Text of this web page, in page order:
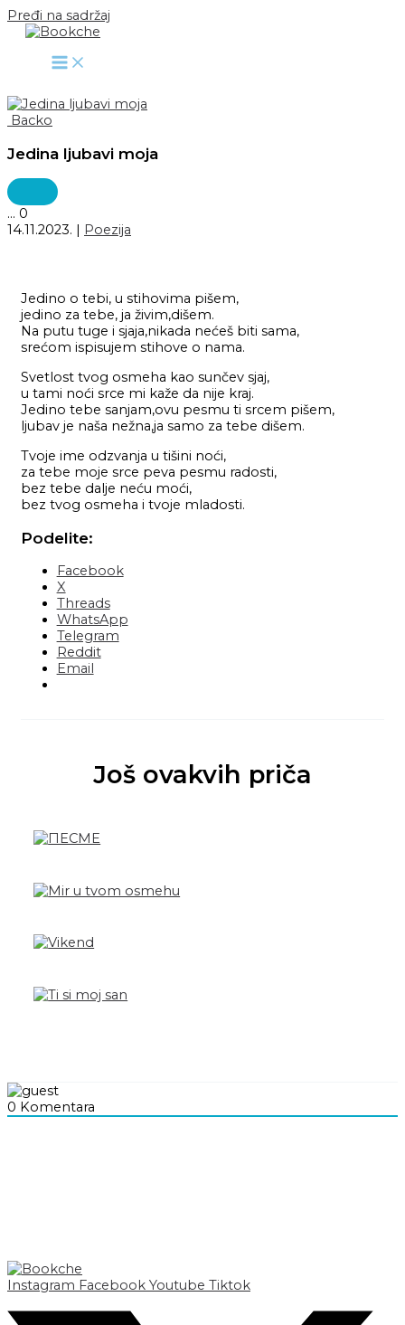
Pređi na sadržaj
Backo
Jedina ljubavi moja
... 0
14.11.2023. | Poezija
Jedino o tebi, u stihovima pišem,
jedino za tebe, ja živim,dišem.
Na putu tuge i sjaja,nikada nećeš biti sama,
srećom ispisujem stihove o nama.
Svetlost tvog osmeha kao sunčev sjaj,
u tami noći srce mi kaže da nije kraj.
Jedino tebe sanjam,ovu pesmu ti srcem pišem,
ljubav je naša nežna,ja samo za tebe dišem.
Tvoje ime odzvanja u tišini noći,
za tebe moje srce peva pesmu radosti,
bez tebe dalje neću moći,
bez tvog osmeha i tvoje mladosti.
Podelite:
Facebook
X
Threads
WhatsApp
Telegram
Reddit
Email
Još ovakvih priča
0 Komentara
Instagram Facebook Youtube Tiktok